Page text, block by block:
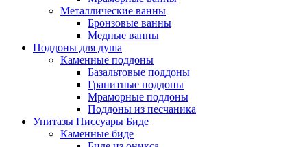
Металлические ванны
Бронзовые ванны
Медные ванны
Поддоны для душа
Каменные поддоны
Базальтовые поддоны
Гранитные поддоны
Мраморные поддоны
Поддоны из песчаника
Унитазы Писсуары Биде
Каменные биде